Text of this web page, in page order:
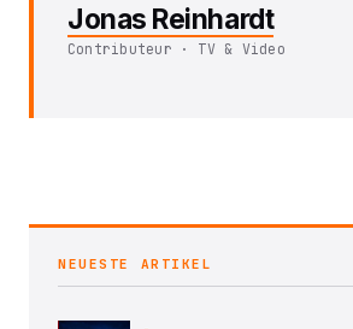
Jonas Reinhardt
Contributeur · TV & Video
NEUESTE ARTIKEL